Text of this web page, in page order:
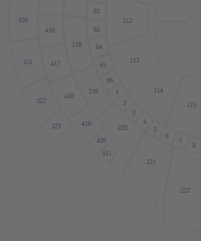
15
14
12
13
222
221
218
219
220
320
321
322
323
416
417
418
419
420
421
7
8
5
6
62
63
64
65
66
2
3
4